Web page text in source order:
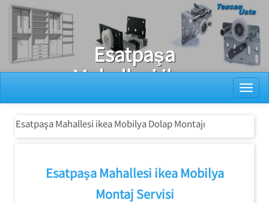
Ray Dolap Tamiri
Esatpaşa
Mahallesi ikea
Mobilya Dolap
Montajı
Esatpaşa Mahallesi ikea Mobilya Dolap Montajı
Esatpaşa Mahallesi ikea Mobilya
Montaj Servisi